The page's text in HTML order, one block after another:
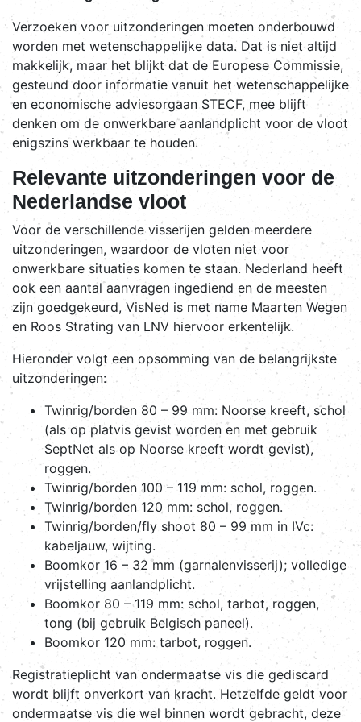
Verzoeken voor uitzonderingen moeten onderbouwd
worden met wetenschappelijke data. Dat is niet altijd
makkelijk, maar het blijkt dat de Europese Commissie,
gesteund door informatie vanuit het wetenschappelijke
en economische adviesorgaan STECF, mee blijft
denken om de onwerkbare aanlandplicht voor de vloot
enigszins werkbaar te houden.
Relevante uitzonderingen voor de
Nederlandse vloot
Voor de verschillende visserijen gelden meerdere
uitzonderingen, waardoor de vloten niet voor
onwerkbare situaties komen te staan. Nederland heeft
ook een aantal aanvragen ingediend en de meesten
zijn goedgekeurd, VisNed is met name Maarten Wegen
en Roos Strating van LNV hiervoor erkentelijk.
Hieronder volgt een opsomming van de belangrijkste
uitzonderingen:
Twinrig/borden 80 – 99 mm: Noorse kreeft, schol
(als op platvis gevist worden en met gebruik
SeptNet als op Noorse kreeft wordt gevist),
roggen.
Twinrig/borden 100 – 119 mm: schol, roggen.
Twinrig/borden 120 mm: schol, roggen.
Twinrig/borden/fly shoot 80 – 99 mm in IVc:
kabeljauw, wijting.
Boomkor 16 – 32 mm (garnalenvisserij); volledige
vrijstelling aanlandplicht.
Boomkor 80 – 119 mm: schol, tarbot, roggen,
tong (bij gebruik Belgisch paneel).
Boomkor 120 mm: tarbot, roggen.
Registratieplicht van ondermaatse vis die gediscard
wordt blijft onverkort van kracht. Hetzelfde geldt voor
ondermaatse vis die wel binnen wordt gebracht, deze